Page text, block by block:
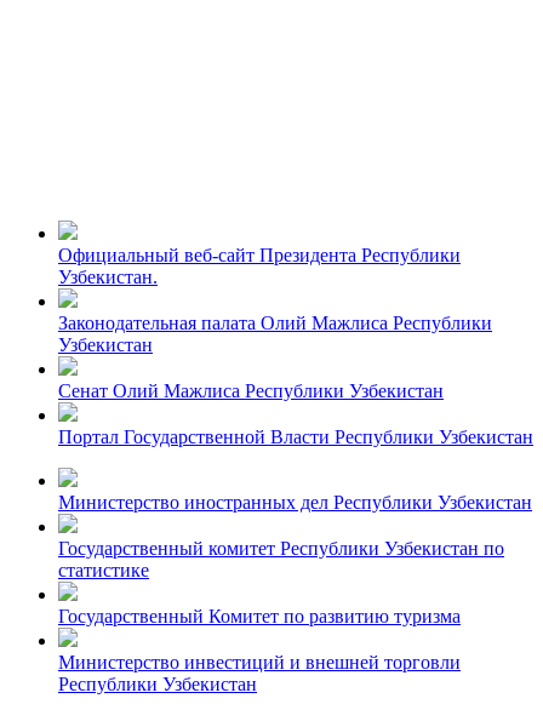
Официальный веб-сайт Президента Республики
Узбекистан.
Законодательная палата Олий Мажлиса Республики
Узбекистан
Сенат Олий Мажлиса Республики Узбекистан
Портал Государственной Власти Республики Узбекистан
Министерство иностранных дел Республики Узбекистан
Государственный комитет Республики Узбекистан по
статистике
Государственный Комитет по развитию туризма
Министерство инвестиций и внешней торговли
Республики Узбекистан